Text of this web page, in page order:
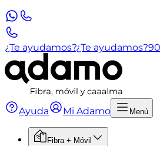
¿Te ayudamos?¿Te ayudamos?
Ayuda Mi Adamo Menú
Fibra + Móvil